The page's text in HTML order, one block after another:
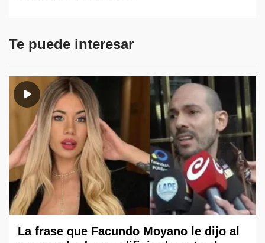
Te puede interesar
La frase que Facundo Moyano le dijo al